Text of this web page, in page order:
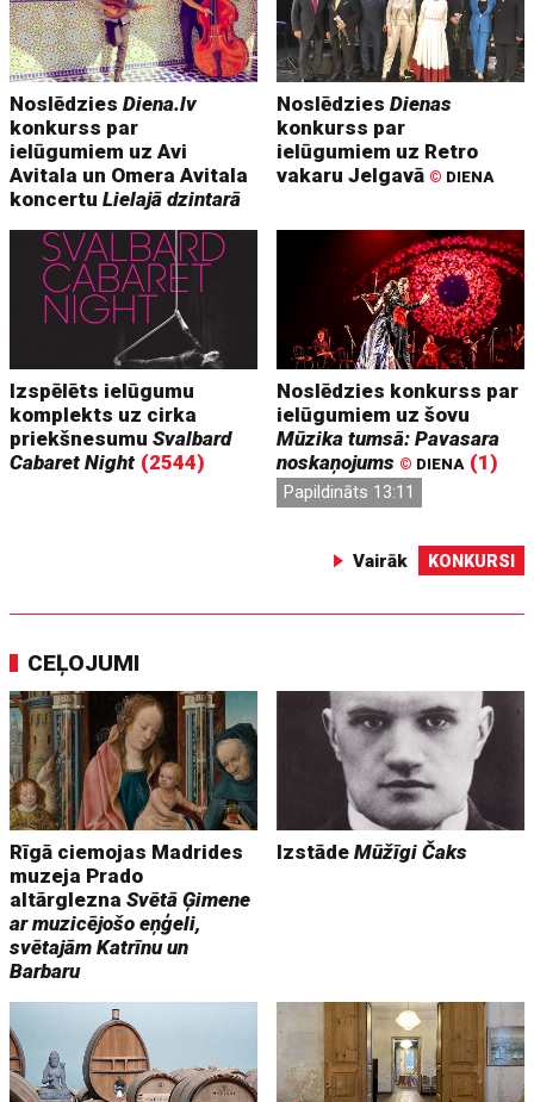
NoslēdziesDiena.lv
konkurss par
ielūgumiem uz Avi
Avitala un Omera Avitala
koncertuLielajā dzintarā
NoslēdziesDienas
konkurss par
ielūgumiem uz Retro
vakaru Jelgavā © DIENA
Izspēlēts ielūgumu
komplekts uz cirka
priekšnesumuSvalbard
Cabaret Night (2544)
Noslēdzies konkurss par
ielūgumiem uz šovu
Mūzika tumsā: Pavasara
noskaņojums © DIENA (1)
Papildināts 13:11
Vairāk KONKURSI
CEĻOJUMI
Rīgā ciemojas Madrides
muzeja Prado
altārgleznaSvētā Ģimene
ar muzicējošo eņģeli,
svētajām Katrīnu un
Barbaru
IzstādeMūžīgi Čaks